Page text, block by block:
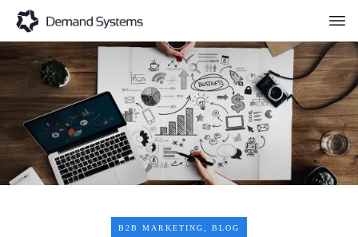
B2B MARKETING BLOG